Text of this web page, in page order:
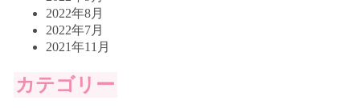
2022年8月
2022年7月
2021年11月
カテゴリー